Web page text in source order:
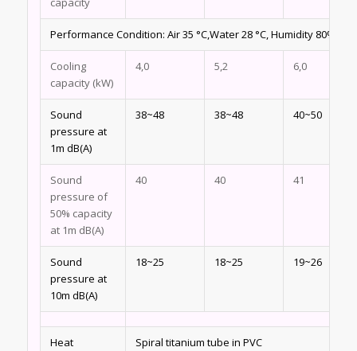
Performance Condition: Air 35 °C,Water 28 °C, Humidity 80%
Cooling
capacity (kW)
4,0 5,2 6,0
Sound
pressure at
1m dB(A)
38~48 38~48 40~50
Sound
pressure of
50% capacity
at 1m dB(A)
40 40 41
Sound
pressure at
10m dB(A)
18~25 18~25 19~26
Heat
Spiral titanium tube in PVC